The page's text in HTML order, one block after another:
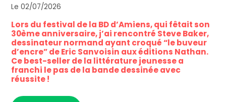
Le 02/07/2026
Lors du festival de la BD d’Amiens, qui fêtait son
30ème anniversaire, j’ai rencontré Steve Baker,
dessinateur normand ayant croqué “le buveur
d’encre” de Eric Sanvoisin aux éditions Nathan.
Ce best-seller de la littérature jeunesse a
franchi le pas de la bande dessinée avec
réussite !